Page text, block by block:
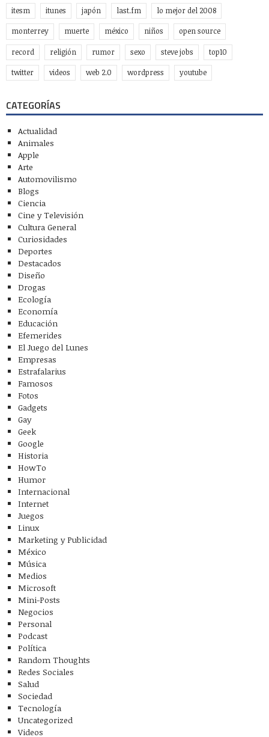
itesm itunes japón last.fm lo mejor del 2008
monterrey muerte méxico niños open source
record religión rumor sexo steve jobs top10
twitter videos web 2.0 wordpress youtube
CATEGORÍAS
Actualidad
Animales
Apple
Arte
Automovilismo
Blogs
Ciencia
Cine y Televisión
Cultura General
Curiosidades
Deportes
Destacados
Diseño
Drogas
Ecología
Economía
Educación
Efemerides
El Juego del Lunes
Empresas
Estrafalarius
Famosos
Fotos
Gadgets
Gay
Geek
Google
Historia
HowTo
Humor
Internacional
Internet
Juegos
Linux
Marketing y Publicidad
México
Música
Medios
Microsoft
Mini-Posts
Negocios
Personal
Podcast
Política
Random Thoughts
Redes Sociales
Salud
Sociedad
Tecnología
Uncategorized
Videos